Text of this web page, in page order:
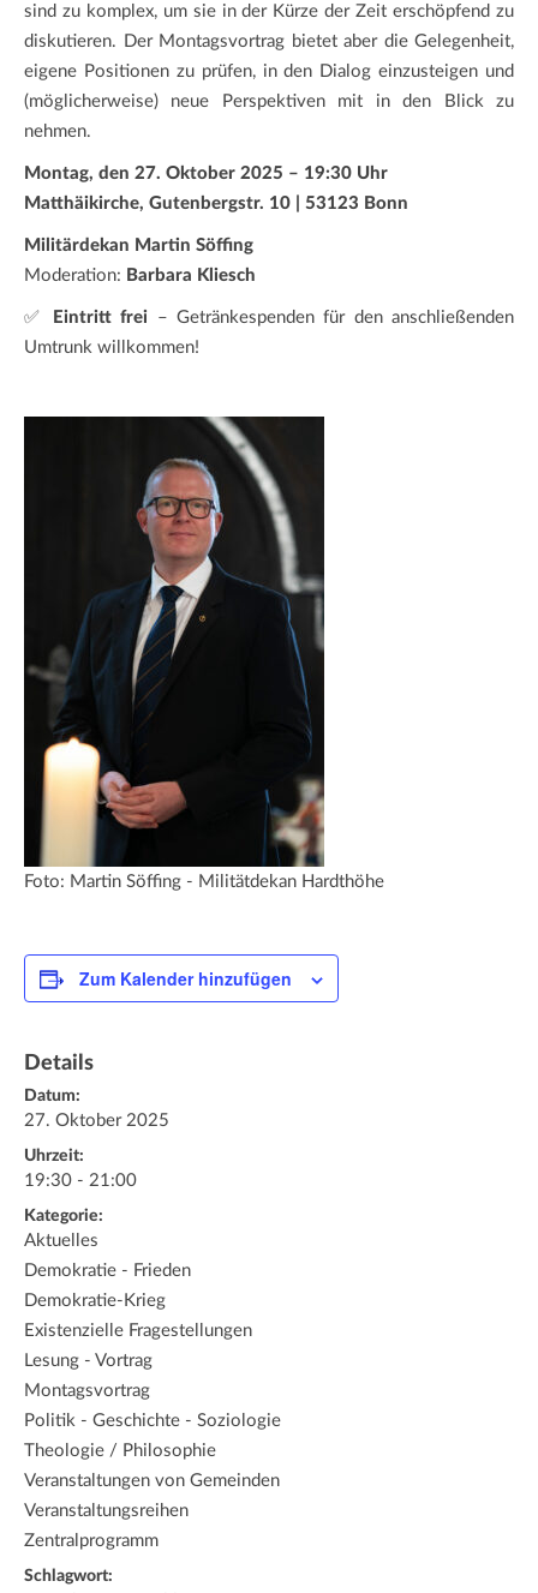
sind zu komplex, um sie in der Kürze der Zeit erschöpfend zu
diskutieren. Der Montagsvortrag bietet aber die Gelegenheit,
eigene Positionen zu prüfen, in den Dialog einzusteigen und
(möglicherweise) neue Perspektiven mit in den Blick zu
nehmen.
Montag, den 27. Oktober 2025 – 19:30 Uhr
Matthäikirche, Gutenbergstr. 10 | 53123 Bonn
Militärdekan Martin Söffing
Moderation: Barbara Kliesch
✅ Eintritt frei – Getränkespenden für den anschließenden
Umtrunk willkommen!
Foto: Martin Söffing - Militätdekan Hardthöhe
Zum Kalender hinzufügen
Details
Datum:
27. Oktober 2025
Uhrzeit:
19:30 - 21:00
Kategorie:
Aktuelles
Demokratie - Frieden
Demokratie-Krieg
Existenzielle Fragestellungen
Lesung - Vortrag
Montagsvortrag
Politik - Geschichte - Soziologie
Theologie / Philosophie
Veranstaltungen von Gemeinden
Veranstaltungsreihen
Zentralprogramm
Schlagwort: